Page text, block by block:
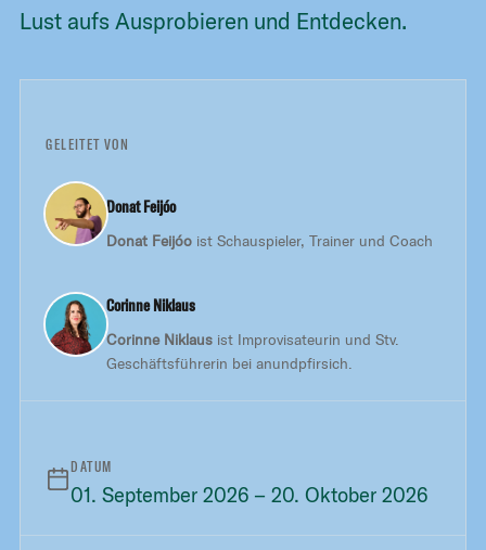
Lust aufs Ausprobieren und Entdecken.
GELEITET VON
Donat Feijóo
Donat Feijóoist Schauspieler, Trainer und Coach
Corinne Niklaus
Corinne Niklausist Improvisateurin und Stv.
Geschäftsführerin bei anundpfirsich.
DATUM
01. September 2026 – 20. Oktober 2026